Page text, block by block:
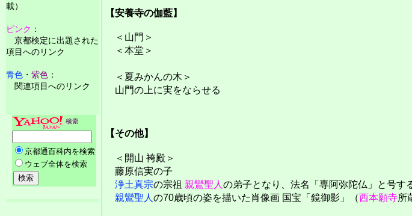
【安養寺の伽藍】
＜山門＞
＜本堂＞
＜夏みかんの木＞
山門の上に実をならせる
【その他】
＜開山 袴殿＞
藤原信実の子
浄土真宗の宗祖 親鸞聖人 の弟子となり、法名「専阿弥陀仏」と号す
親鸞聖人 の70歳頃の姿を描いた肖像画 国宝「鏡御影」（西本願寺所
載）
ピンク ：
京都検定に出題された
項目へのリンク
青色 ・ 紫色 ：
関連項目へのリンク